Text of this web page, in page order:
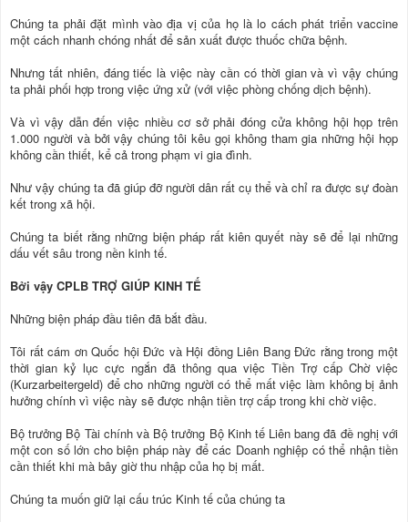
Chúng ta phải đặt mình vào địa vị của họ là lo cách phát triển vaccine
một cách nhanh chóng nhất để sản xuất được thuốc chữa bệnh.
Nhưng tất nhiên, đáng tiếc là việc này cần có thời gian và vì vậy chúng
ta phải phối hợp trong việc ứng xử (với việc phòng chống dịch bệnh).
Và vì vậy dẫn đến việc nhiều cơ sở phải đóng cửa không hội họp trên
1.000 người và bởi vậy chúng tôi kêu gọi không tham gia những hội họp
không cần thiết, kể cả trong phạm vi gia đình.
Như vậy chúng ta đã giúp đỡ người dân rất cụ thể và chỉ ra được sự đoàn
kết trong xã hội.
Chúng ta biết rằng những biện pháp rất kiên quyết này sẽ để lại những
dấu vết sâu trong nền kinh tế.
Bởi vậy CPLB TRỢ GIÚP KINH TẾ
Những biện pháp đầu tiên đã bắt đầu.
Tôi rất cám ơn Quốc hội Đức và Hội đồng Liên Bang Đức rằng trong một
thời gian kỷ lục cực ngắn đã thông qua việc Tiền Trợ cấp Chờ việc
(Kurzarbeitergeld) để cho những người có thể mất việc làm không bị ảnh
hưởng chính vì việc này sẽ được nhận tiền trợ cấp trong khi chờ việc.
Bộ trưởng Bộ Tài chính và Bộ trưởng Bộ Kinh tế Liên bang đã đề nghị với
một con số lớn cho biện pháp này để các Doanh nghiệp có thể nhận tiền
cần thiết khi mà bây giờ thu nhập của họ bị mất.
Chúng ta muốn giữ lại cấu trúc Kinh tế của chúng ta